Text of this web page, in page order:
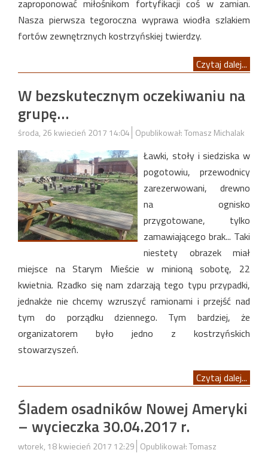
zaproponować miłośnikom fortyfikacji coś w zamian.
Nasza pierwsza tegoroczna wyprawa wiodła szlakiem
fortów zewnętrznych kostrzyńskiej twierdzy.
Czytaj dalej...
W bezskutecznym oczekiwaniu na
grupę…
środa, 26 kwiecień 2017 14:04 Opublikował: Tomasz Michalak
Ławki, stoły i siedziska w
pogotowiu, przewodnicy
zarezerwowani, drewno
na ognisko
przygotowane, tylko
zamawiającego brak... Taki
niestety obrazek miał
miejsce na Starym Mieście w minioną sobotę, 22
kwietnia. Rzadko się nam zdarzają tego typu przypadki,
jednakże nie chcemy wzruszyć ramionami i przejść nad
tym do porządku dziennego. Tym bardziej, że
organizatorem było jedno z kostrzyńskich
stowarzyszeń.
Czytaj dalej...
Śladem osadników Nowej Ameryki
– wycieczka 30.04.2017 r.
wtorek, 18 kwiecień 2017 12:29 Opublikował: Tomasz